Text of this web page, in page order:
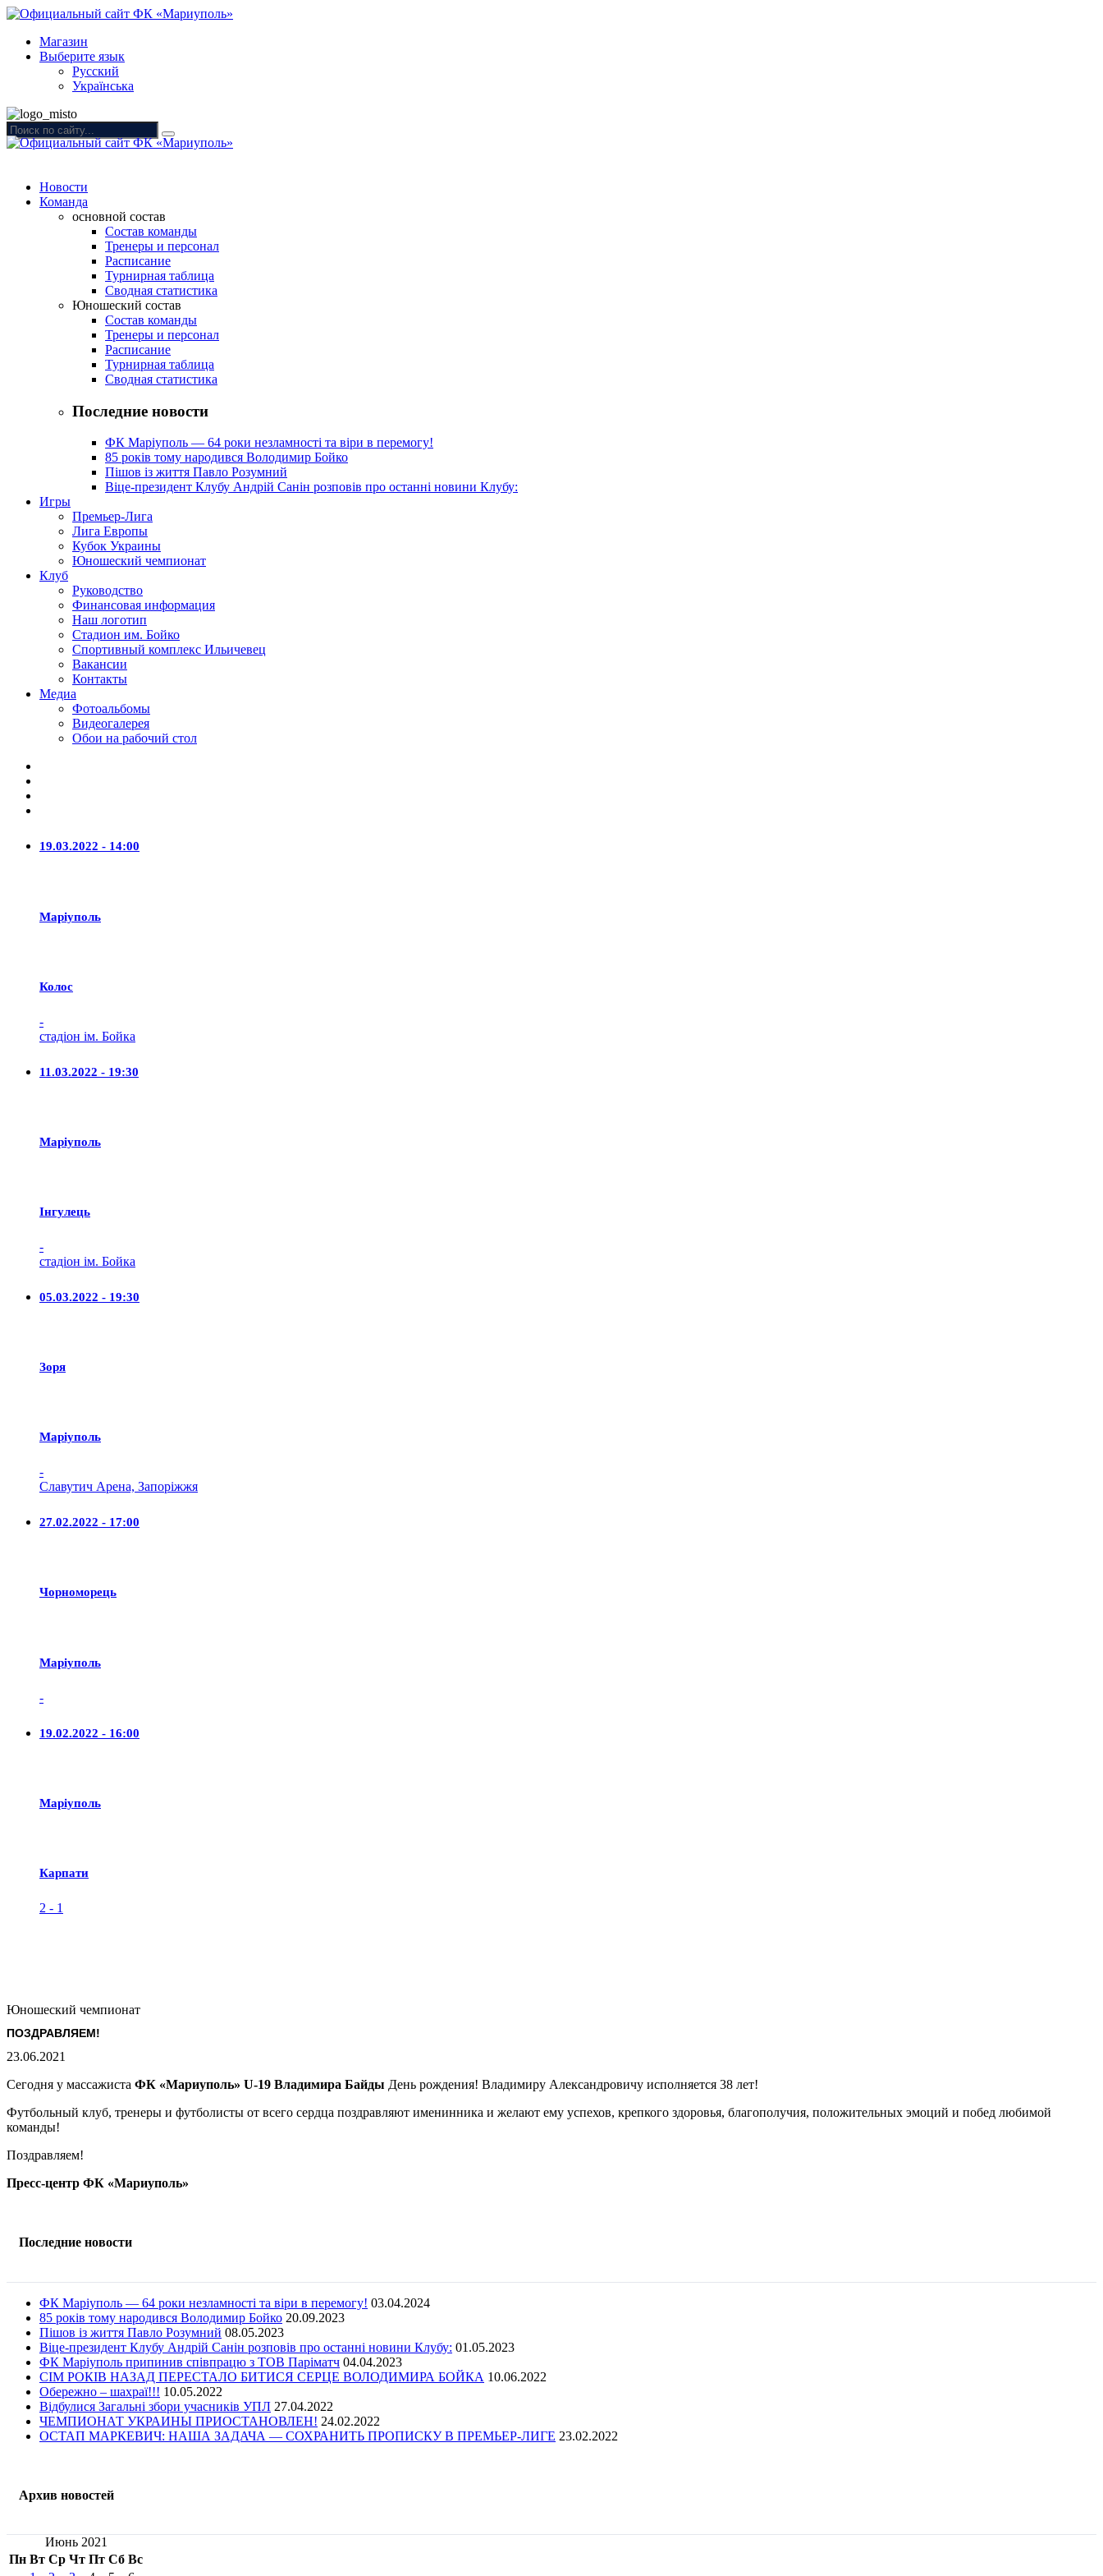
Магазин
Выберите язык
Русский
Українська
Новости
Команда
основной состав
Состав команды
Тренеры и персонал
Расписание
Турнирная таблица
Сводная статистика
Юношеский состав
Состав команды
Тренеры и персонал
Расписание
Турнирная таблица
Сводная статистика
Последние новости
ФК Маріуполь — 64 роки незламності та віри в перемогу!
85 років тому народився Володимир Бойко
Пішов із життя Павло Розумний
Віце-президент Клубу Андрій Санін розповів про останні новини Клубу:
Игры
Премьер-Лига
Лига Европы
Кубок Украины
Юношеский чемпионат
Клуб
Руководство
Финансовая информация
Наш логотип
Стадион им. Бойко
Спортивный комплекс Ильичевец
Вакансии
Контакты
Медиа
Фотоальбомы
Видеогалерея
Обои на рабочий стол
19.03.2022 - 14:00
Маріуполь
Колос
-
стадіон ім. Бойка
11.03.2022 - 19:30
Маріуполь
Iнгулець
-
стадіон ім. Бойка
05.03.2022 - 19:30
Зоря
Маріуполь
-
Славутич Арена, Запоріжжя
27.02.2022 - 17:00
Чорноморець
Маріуполь
-
19.02.2022 - 16:00
Маріуполь
Карпати
2 - 1
Юношеский чемпионат
ПОЗДРАВЛЯЕМ!
23.06.2021
Сегодня у массажиста ФК «Мариуполь» U-19 Владимира Байды День рождения! Владимиру Александровичу исполняется 38 лет!
Футбольный клуб, тренеры и футболисты от всего сердца поздравляют именинника и желают ему успехов, крепкого здоровья, благополучия, положительных эмоций и побед любимой
команды!
Поздравляем!
Пресс-центр ФК «Мариуполь»
Последние новости
ФК Маріуполь — 64 роки незламності та віри в перемогу! 03.04.2024
85 років тому народився Володимир Бойко 20.09.2023
Пішов із життя Павло Розумний 08.05.2023
Віце-президент Клубу Андрій Санін розповів про останні новини Клубу: 01.05.2023
ФК Маріуполь припинив співпрацю з ТОВ Паріматч 04.04.2023
СІМ РОКІВ НАЗАД ПЕРЕСТАЛО БИТИСЯ СЕРЦЕ ВОЛОДИМИРА БОЙКА 10.06.2022
Обережно – шахраї!!! 10.05.2022
Відбулися Загальні збори учасників УПЛ 27.04.2022
ЧЕМПИОНАТ УКРАИНЫ ПРИОСТАНОВЛЕН! 24.02.2022
ОСТАП МАРКЕВИЧ: НАША ЗАДАЧА — СОХРАНИТЬ ПРОПИСКУ В ПРЕМЬЕР-ЛИГЕ 23.02.2022
Архив новостей
Июнь 2021
Пн Вт Ср Чт Пт Сб Вс